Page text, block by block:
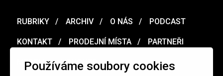
Používáme soubory cookies
RUBRIKY ARCHIV O NÁS PODCAST
KONTAKT PRODEJNÍ MÍSTA PARTNEŘI
MERCH VOUCHER